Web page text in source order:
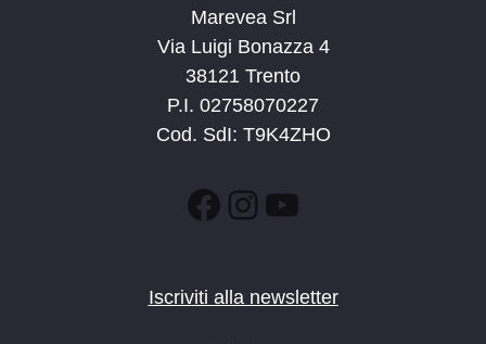
Marevea Srl
Via Luigi Bonazza 4
38121 Trento
P.I. 02758070227
Cod. SdI: T9K4ZHO
Facebook
Instagram
YouTube
Iscriviti alla newsletter